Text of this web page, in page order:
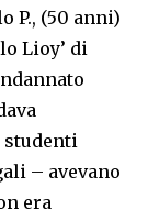
P., (50 anni)
Lioy’ di
studenti
– avevano
era